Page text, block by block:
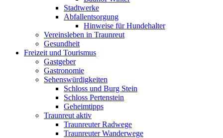
Stadtwerke
Abfallentsorgung
Hinweise für Hundehalter
Vereinsleben in Traunreut
Gesundheit
Freizeit und Tourismus
Gastgeber
Gastronomie
Sehenswürdigkeiten
Schloss und Burg Stein
Schloss Pertenstein
Geheimtipps
Traunreut aktiv
Traunreuter Radwege
Traunreuter Wanderwege